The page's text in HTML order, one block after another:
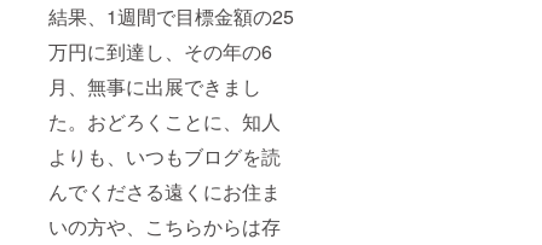
結果、1週間で目標金額の25
万円に到達し、その年の6
月、無事に出展できまし
た。おどろくことに、知人
よりも、いつもブログを読
んでくださる遠くにお住ま
いの方や、こちらからは存